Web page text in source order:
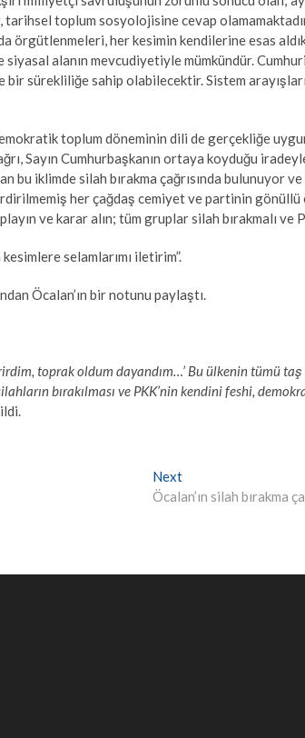
toplum sosyolojisine cevap
örgütlenmeleri, her kesimin kendilerine esas
alanın mevcudiyetiyle mümkündür.
bir sürekliliğe sahip olabilecektir. Sistem
toplum döneminin dili de gerçekliğe
Sayın Cumhurbaşkanın ortaya koyduğu
bu iklimde silah bırakma çağrısında bulunuyor ve
her çağdaş cemiyet ve partinin gönüllü
ve karar alın; tüm gruplar silah bırakmalı ve
selamlarımı iletirim”.
Öcalan’ın bir notunu paylaştı.
toprak oldum dayandım…’ Bu ülkenin tümü
bırakılması ve PKK’nin kendini feshi,
NextNext
post:
Öcalan’ın silah bırakma